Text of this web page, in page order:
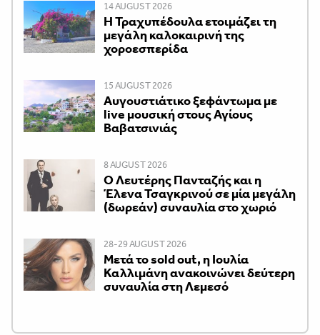
14 AUGUST 2026
Η Τραχυπέδουλα ετοιμάζει τη
μεγάλη καλοκαιρινή της
χοροεσπερίδα
15 AUGUST 2026
Αυγουστιάτικο ξεφάντωμα με
live μουσική στους Αγίους
Βαβατσινιάς
8 AUGUST 2026
Ο Λευτέρης Πανταζής και η
Έλενα Τσαγκρινού σε μία μεγάλη
(δωρεάν) συναυλία στο χωριό
28-29 AUGUST 2026
Μετά το sold out, η Ιουλία
Καλλιμάνη ανακοινώνει δεύτερη
συναυλία στη Λεμεσό